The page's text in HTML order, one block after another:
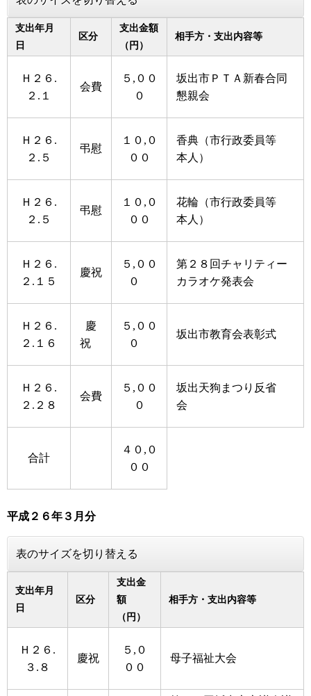
支出年月
日
区分
支出金額
（円）
相手方・支出内容等
Ｈ２６.
２.１
会費
５,００
０
坂出市ＰＴＡ新春合同
懇親会
Ｈ２６.
２.５
弔慰
１０,０
００
香典（市行政委員等
本人）
Ｈ２６.
２.５
弔慰
１０,０
００
花輪（市行政委員等
本人）
Ｈ２６.
２.１５
慶祝
５,００
０
第２８回チャリティー
カラオケ発表会
Ｈ２６.
２.１６
慶
祝
５,００
０
坂出市教育会表彰式
Ｈ２６.
２.２８
会費
５,００
０
坂出天狗まつり反省
会
合計
４０,０
００
平成２６年３月分
表のサイズを切り替える
支出年月
日
区分
支出金
額
（円）
相手方・支出内容等
Ｈ２６.
３.８
慶祝
５,０
００
母子福祉大会